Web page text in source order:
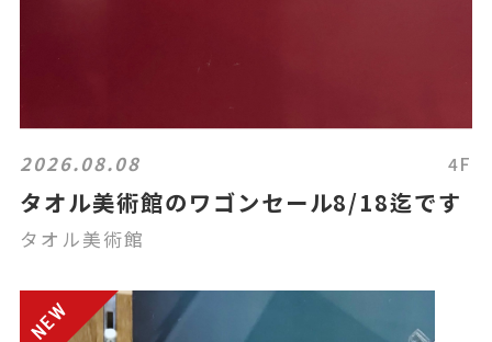
2026.08.08 4F
タオル美術館のワゴンセール8/18迄です
タオル美術館